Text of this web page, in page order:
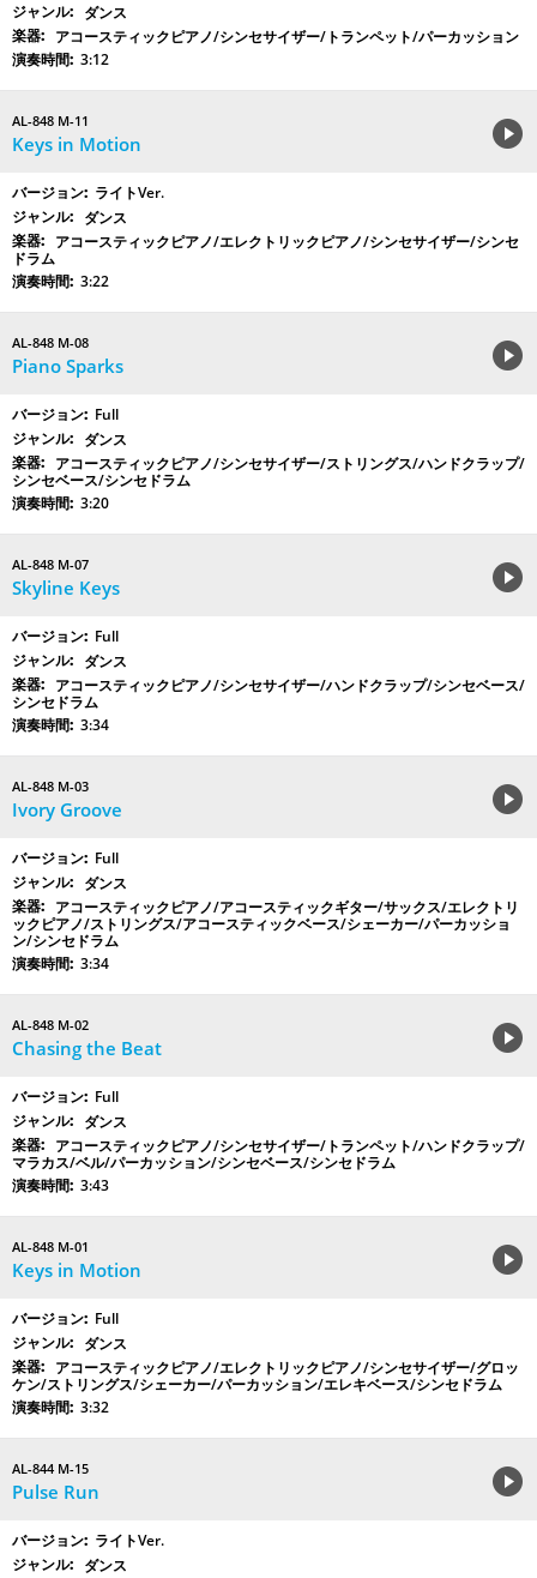
ダンス
アコースティックピアノ/シンセサイザー/トランペット/パーカッション
3:12
AL-848 M-11
Keys in Motion
ライトVer.
ダンス
アコースティックピアノ/エレクトリックピアノ/シンセサイザー/シンセ
ドラム
3:22
AL-848 M-08
Piano Sparks
Full
ダンス
アコースティックピアノ/シンセサイザー/ストリングス/ハンドクラップ/
シンセベース/シンセドラム
3:20
AL-848 M-07
Skyline Keys
Full
ダンス
アコースティックピアノ/シンセサイザー/ハンドクラップ/シンセベース/
シンセドラム
3:34
AL-848 M-03
Ivory Groove
Full
ダンス
アコースティックピアノ/アコースティックギター/サックス/エレクトリ
ックピアノ/ストリングス/アコースティックベース/シェーカー/パーカッショ
ン/シンセドラム
3:34
AL-848 M-02
Chasing the Beat
Full
ダンス
アコースティックピアノ/シンセサイザー/トランペット/ハンドクラップ/
マラカス/ベル/パーカッション/シンセベース/シンセドラム
3:43
AL-848 M-01
Keys in Motion
Full
ダンス
アコースティックピアノ/エレクトリックピアノ/シンセサイザー/グロッ
ケン/ストリングス/シェーカー/パーカッション/エレキベース/シンセドラム
3:32
AL-844 M-15
Pulse Run
ライトVer.
ダンス